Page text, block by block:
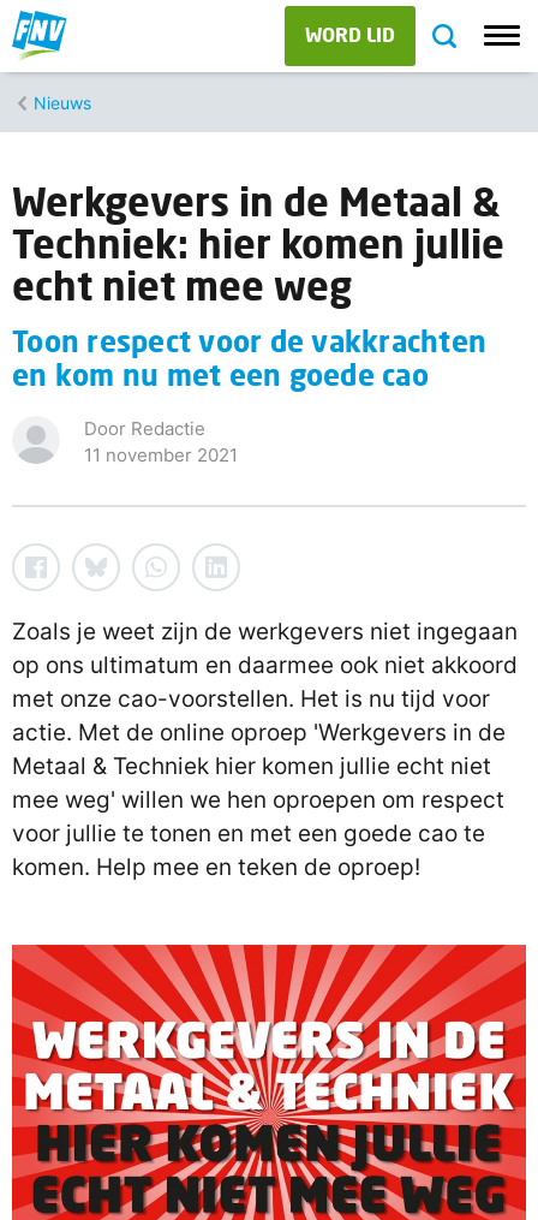
WORD LID
Nieuws
Werkgevers in de Metaal &
Techniek: hier komen jullie
echt niet mee weg
Toon respect voor de vakkrachten
en kom nu met een goede cao
Door Redactie
11 november 2021
Zoals je weet zijn de werkgevers niet ingegaan
op ons ultimatum en daarmee ook niet akkoord
met onze cao-voorstellen. Het is nu tijd voor
actie. Met de online oproep 'Werkgevers in de
Metaal & Techniek hier komen jullie echt niet
mee weg' willen we hen oproepen om respect
voor jullie te tonen en met een goede cao te
komen. Help mee en teken de oproep!